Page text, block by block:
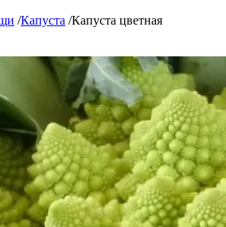
/Капуста /Капуста цветная